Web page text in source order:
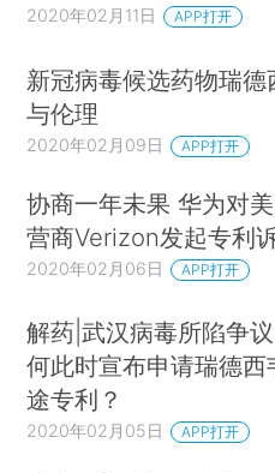
有可能遭遇诉讼风险。
常通过交叉许可制度解决
有限的小企业来说，这种
权的执行问题削弱了小企
至关重要），寻找有效的
革的重要一环。一种方法
光明，目前各国也正在
业提供资金，使之能够
诉讼应诉，也可以向法
权。需要注意的是，诉讼
诉讼。相反，这会增强小
2020年02月11日 APP打开
新冠病毒候选药物瑞
与伦理
2020年02月09日 APP打开
协商一年未果 华为对
营商Verizon发起专利
2020年02月06日 APP打开
解药|武汉病毒所陷争
何此时宣布申请瑞德西
途专利？
2020年02月05日 APP打开